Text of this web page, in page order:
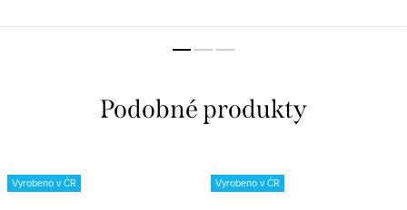
Vyrobeno v ČR Vyrobeno v ČR